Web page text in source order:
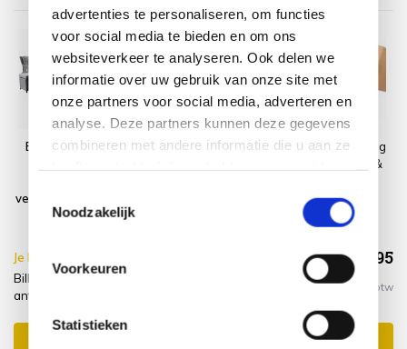
advertenties te personaliseren, om functies
voor social media te bieden en om ons
websiteverkeer te analyseren. Ook delen we
informatie over uw gebruik van onze site met
onze partners voor social media, adverteren en
analyse. Deze partners kunnen deze gegevens
combineren met andere informatie die u aan ze
Noodzakelijk
Voorkeuren
Statistieken
Bilbao premium
verstelbaar 6 delig
antraciet
Platinum
Montagelevering
- Extra gemak &
Je bespaart €15.00,- €2.033,95 €2.018,95
Bilbao premium stoel bank loungeset verstelbaar 6 delig
antraciet + hoes + montagelevering
Incl. btw